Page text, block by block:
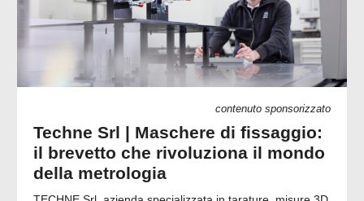
contenuto sponsorizzato
Techne Srl | Maschere di fissaggio:
il brevetto che rivoluziona il mondo
della metrologia